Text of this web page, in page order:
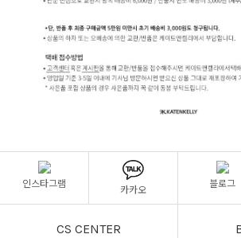
인스타그램
카카오
블로그
CS CENTER